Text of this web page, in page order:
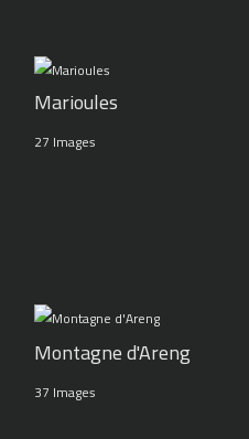
Marioules
27 Images
Montagne d'Areng
37 Images